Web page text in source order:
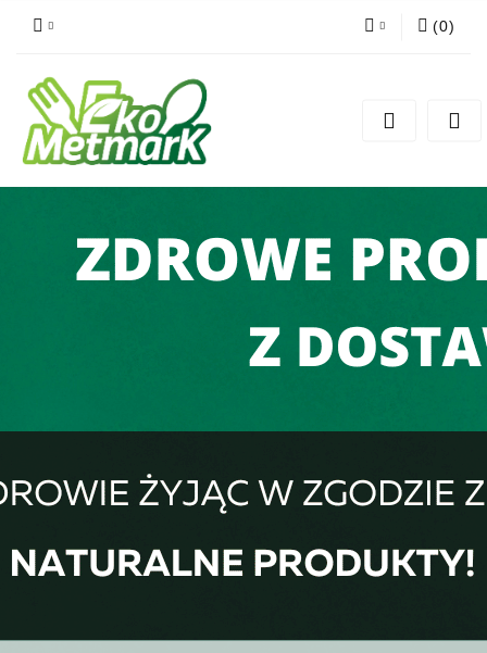
Zarejestruj się
(0)